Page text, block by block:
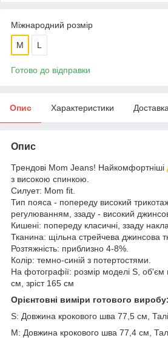
Міжнародний розмір
M L
Готово до відправки
Опис Характеристики Доставка
Опис
Трендові Mom Jeans! Найкомфортніші
з високою спинкою.
Силует: Mom fit.
Тип пояса - попереду високий
регулюванням, ззаду - високий
Кишені: попереду класичні, ззаду
Тканина: щільна стрейчева джинсова
Розтяжність: приблизно 4-8%.
Колір: темно-синій з потертостями.
На фотографії: розмір моделі S, об'єм
см, зріст 165 см
Орієнтовні виміри готового виробу:
S: Довжина крокового шва 77,5 см,
M: Довжина крокового шва 77,4 см,